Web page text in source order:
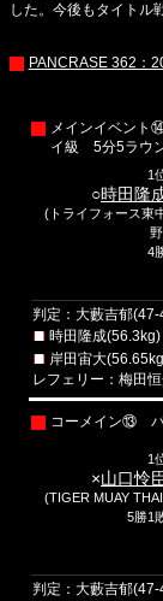
した。今後もタイトル
PANCRASE 362：
メインイベント
イ級 5分5ラウ
1
○時田隆
(トライフォース東
4
判定：大藪吉郁
時田隆成(56.3kg)
岸田宙大
レフェリー：梅田
コーメイン⑬ バ
1
×山口怜
(TIGER MUAY
5勝1
判定：大藪吉郁